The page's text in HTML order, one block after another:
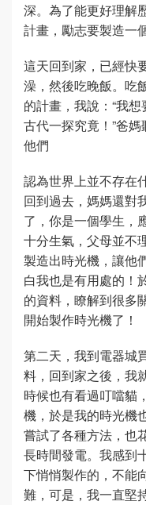
深。為了能更好理解
計畫，勵志要製造一
這天回到家，已經快
澡，然後吃晚飯。吃
的計畫，我說：“我
古代一探究竟！”爸
他們
認為世界上並不存在
回到過去，媽媽還對
了，你是一個學生，
十分生氣，父母並不
製造出時光機，讓他
白我也是有用處的！
的資料，瞭解到很多
開始製作時光機了！
第二天，我到電器城
料，回到家之後，我
時候也有看過叮噹貓
機，於是我的時光機
嘗試了各種方法，也
長時間發電。我感到
下悄悄製作的，不能
難，可是，我一直堅